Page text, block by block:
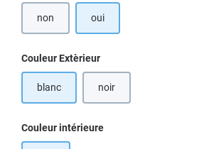
non oui
Sélectionnez
Couleur Extèrieur
blanc noir
Sélectionnez
Couleur intérieure